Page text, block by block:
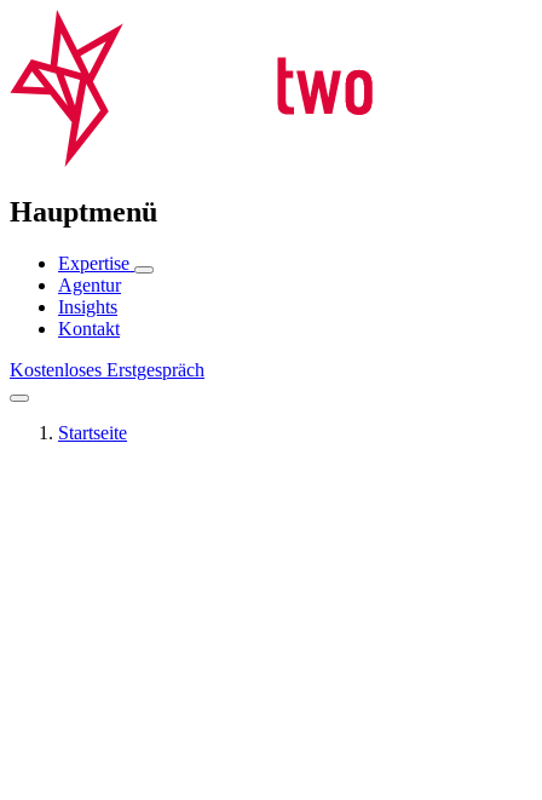
Hauptmenü
Expertise
Agentur
Insights
Kontakt
Kostenloses Erstgespräch
Startseite